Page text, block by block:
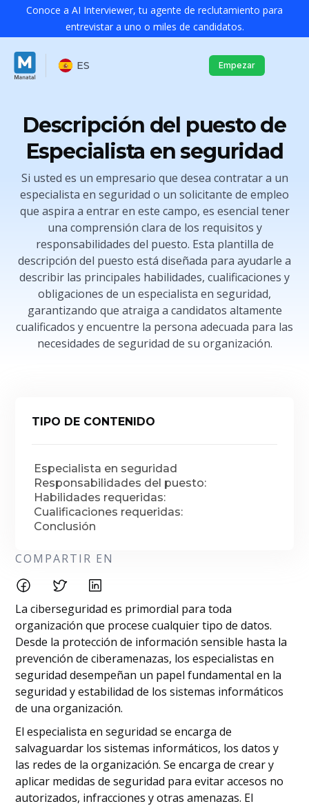
Conoce a AI Interviewer, tu agente de reclutamiento para
entrevistar a uno o miles de candidatos.
ES Empezar
Descripción del puesto de
Especialista en seguridad
Si usted es un empresario que desea contratar a un
especialista en seguridad o un solicitante de empleo
que aspira a entrar en este campo, es esencial tener
una comprensión clara de los requisitos y
responsabilidades del puesto. Esta plantilla de
descripción del puesto está diseñada para ayudarle a
describir las principales habilidades, cualificaciones y
obligaciones de un especialista en seguridad,
garantizando que atraiga a candidatos altamente
cualificados y encuentre la persona adecuada para las
necesidades de seguridad de su organización.
TIPO DE CONTENIDO
Especialista en seguridad
Responsabilidades del puesto:
Habilidades requeridas:
Cualificaciones requeridas:
Conclusión
COMPARTIR EN
La ciberseguridad es primordial para toda
organización que procese cualquier tipo de datos.
Desde la protección de información sensible hasta la
prevención de ciberamenazas, los especialistas en
seguridad desempeñan un papel fundamental en la
seguridad y estabilidad de los sistemas informáticos
de una organización.
El especialista en seguridad se encarga de
salvaguardar los sistemas informáticos, los datos y
las redes de la organización. Se encarga de crear y
aplicar medidas de seguridad para evitar accesos no
autorizados, infracciones y otras amenazas. El